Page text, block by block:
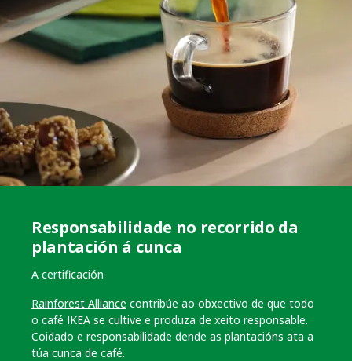
Responsabilidade no recorrido da
plantación á cunca
A certificación
Rainforest Alliance contribúe ao obxectivo de que todo
o café IKEA se cultive e produza de xeito responsable.
Coidado e responsabilidade dende as plantacións ata a
túa cunca de café.